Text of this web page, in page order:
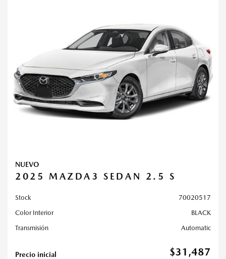
NUEVO
2025 MAZDA3 SEDAN 2.5 S
Stock
70020517
Color Interior
BLACK
Transmisión
Automatic
Precio inicial $31,487